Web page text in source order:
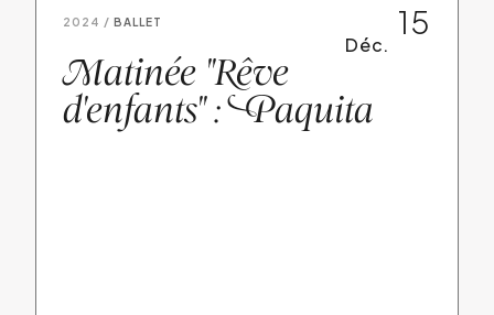
2024 / BALLET 15
Déc.
Matinée "Rêve
d'enfants" :Paquita